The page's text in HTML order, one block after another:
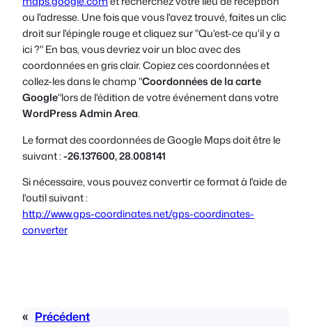
ou l'adresse. Une fois que vous l'avez trouvé, faites un clic
droit sur l'épingle rouge et cliquez sur "Qu'est-ce qu'il y a
ici ?" En bas, vous devriez voir un bloc avec des
coordonnées en gris clair. Copiez ces coordonnées et
collez-les dans le champ "Coordonnées de la carte
Google"lors de l'édition de votre événement dans votre
WordPress Admin Area.
Le format des coordonnées de Google Maps doit être le
suivant :-26.137600, 28.008141
Si nécessaire, vous pouvez convertir ce format à l'aide de
l'outil suivant :
http://www.gps-coordinates.net/gps-coordinates-
converter
« Précédent